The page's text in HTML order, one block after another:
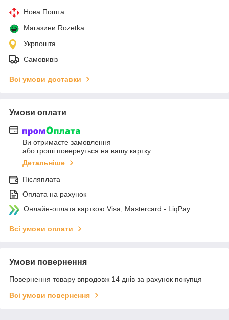
Нова Пошта
Магазини Rozetka
Укрпошта
Самовивіз
Всі умови доставки
Умови оплати
Ви отримаєте замовлення
або гроші повернуться на вашу картку
Детальніше
Післяплата
Оплата на рахунок
Онлайн-оплата карткою Visa, Mastercard - LiqPay
Всі умови оплати
Умови повернення
Повернення товару впродовж 14 днів за рахунок покупця
Всі умови повернення